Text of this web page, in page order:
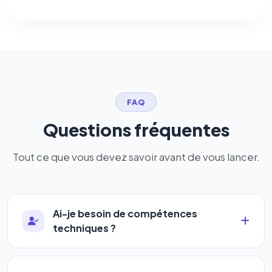
FAQ
Questions fréquentes
Tout ce que vous devez savoir avant de vous lancer.
Ai-je besoin de compétences
techniques ?
Absolument pas. Notre logiciel a été conçu pour